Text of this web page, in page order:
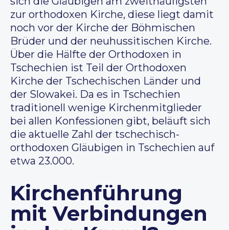
zur orthodoxen Kirche, diese liegt damit
noch vor der Kirche der Böhmischen
Brüder und der neuhussitischen Kirche.
Über die Hälfte der Orthodoxen in
Tschechien ist Teil der Orthodoxen
Kirche der Tschechischen Länder und
der Slowakei. Da es in Tschechien
traditionell wenige Kirchenmitglieder
bei allen Konfessionen gibt, beläuft sich
die aktuelle Zahl der tschechisch-
orthodoxen Gläubigen in Tschechien auf
etwa 23.000.
Kirchenführung
mit Verbindungen